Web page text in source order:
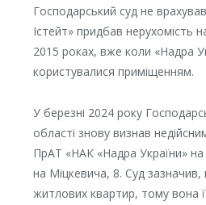
Господарський суд не
Істейт» придбав нерухомість
2015 роках, вже коли «Надра
користувалися приміщенням.
У березні 2024 року
області знову визнав
ПрАТ «НАК «Надра України» на
на Міцкевича, 8. Суд зазначив,
житлових квартир, тому вона